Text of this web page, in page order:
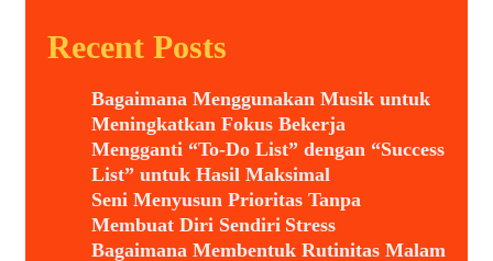
Recent Posts
Bagaimana Menggunakan Musik untuk
Meningkatkan Fokus Bekerja
Mengganti “To-Do List” dengan “Success
List” untuk Hasil Maksimal
Seni Menyusun Prioritas Tanpa
Membuat Diri Sendiri Stress
Bagaimana Membentuk Rutinitas Malam